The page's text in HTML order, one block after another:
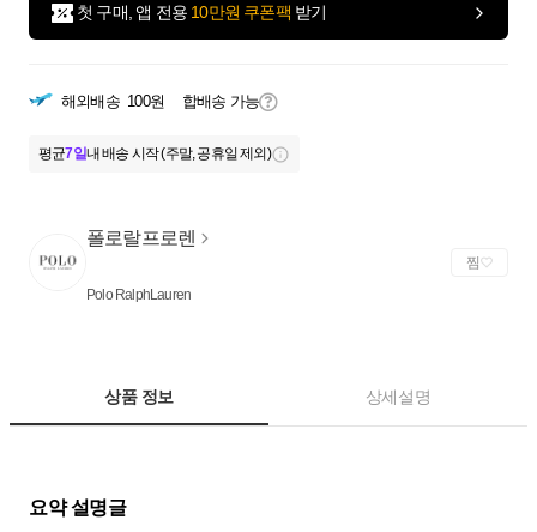
첫 구매, 앱 전용 10만원 쿠폰팩 받기
해외배송 100원 합배송 가능
평균7일내 배송 시작 (주말, 공휴일 제외)
폴로랄프로렌
Polo RalphLauren
찜
상품 정보 상세설명
요약 설명글